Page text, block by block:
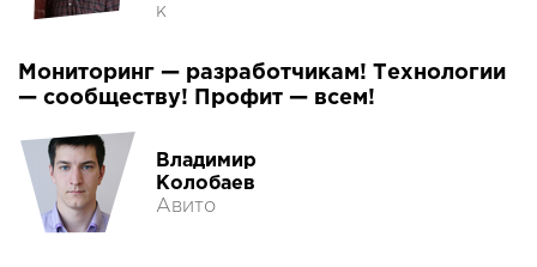
к
Мониторинг — разработчикам! Технологии
— сообществу! Профит — всем!
Владимир
Колобаев
Авито